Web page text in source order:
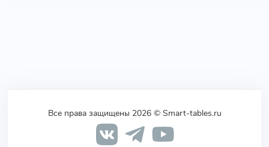
Все права защищены 2026 © Smart-tables.ru